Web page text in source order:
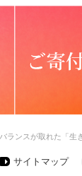
ランスが取れた「生
サイトマップ